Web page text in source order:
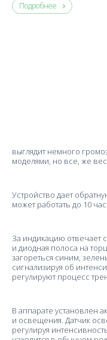
Подробнее
выглядит немного
моделями, но все, же
Устройство дает
может работать до 10
За индикацию отвечает
и диодная полоса на
загореться синим,
сигнализируя об
регулируют процесс
В аппарате установлен
и освещения. Датчик
регулируя